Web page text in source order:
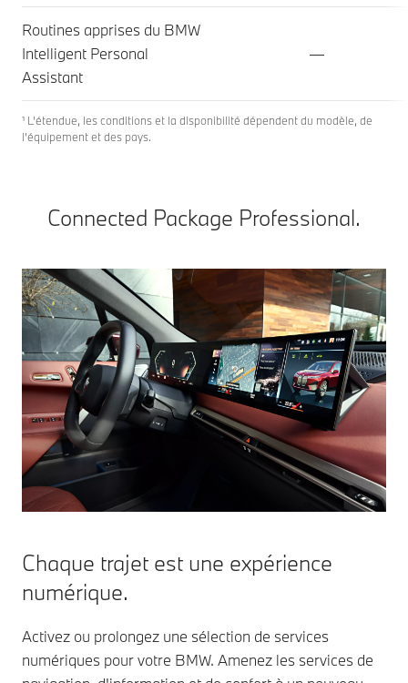
Routines apprises du BMW
Intelligent Personal
Assistant
—
¹ L’étendue, les conditions et la disponibilité dépendent du modèle, de
l’équipement et des pays.
Connected Package Professional.
Chaque trajet est une expérience
numérique.
Activez ou prolongez une sélection de services
numériques pour votre BMW. Amenez les services de